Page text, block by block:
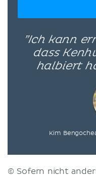
”Ich kann
dass
halbiert
Kim
© Sofern nicht